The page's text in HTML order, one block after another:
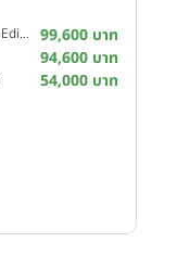
Super Cub C125 The Crafted Calm Custom Edition ปี 2026 99,600 บาท
94,600 บาท
54,000 บาท